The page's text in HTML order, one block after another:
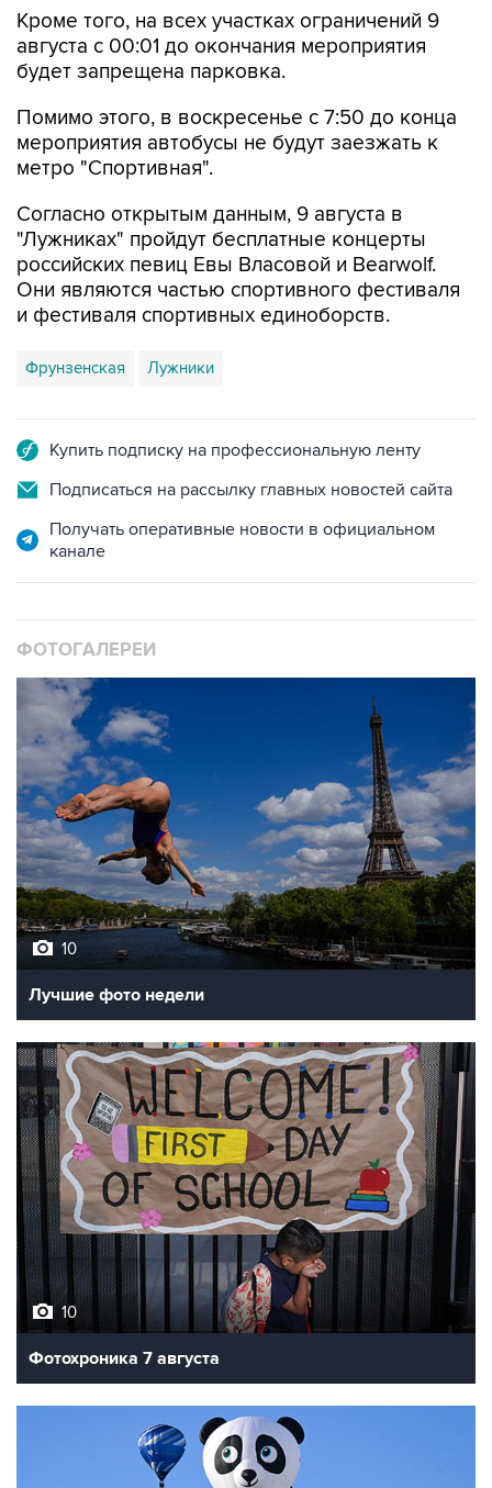
Кроме того, на всех участках ограничений 9
августа с 00:01 до окончания мероприятия
будет запрещена парковка.
Помимо этого, в воскресенье с 7:50 до конца
мероприятия автобусы не будут заезжать к
метро "Спортивная".
Согласно открытым данным, 9 августа в
"Лужниках" пройдут бесплатные концерты
российских певиц Евы Власовой и Bearwolf.
Они являются частью спортивного фестиваля
и фестиваля спортивных единоборств.
Фрунзенская Лужники
Купить подписку на профессиональную ленту
Подписаться на рассылку главных новостей сайта
Получать оперативные новости в официальном
канале
ФОТОГАЛЕРЕИ
10
Лучшие фото недели
10
Фотохроника 7 августа